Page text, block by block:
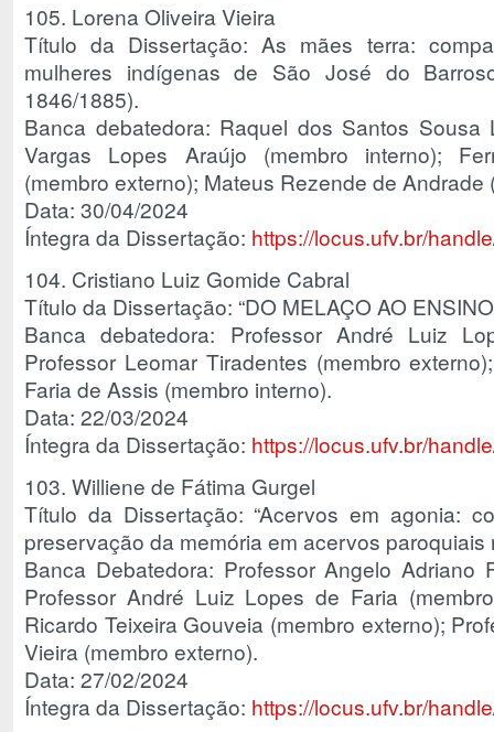
105. Lorena Oliveira Vieira
Título da Dissertação: As mães terra:
mulheres indígenas de São José do
1846/1885).
Banca debatedora: Raquel dos Santos Sousa
Vargas Lopes Araújo (membro interno);
(membro externo); Mateus Rezende de Andrade
Data: 30/04/2024
Íntegra da Dissertação: https://locus.ufv.br/
104. Cristiano Luiz Gomide Cabral
Título da Dissertação: “DO MELAÇO AO
Banca debatedora: Professor André Luiz
Professor Leomar Tiradentes (membro
Faria de Assis (membro interno).
Data: 22/03/2024
Íntegra da Dissertação: https://locus.ufv.br/
103. Williene de Fátima Gurgel
Título da Dissertação: “Acervos em agonia:
preservação da memória em acervos paroquiais
Banca Debatedora: Professor Angelo Adriano
Professor André Luiz Lopes de Faria
Ricardo Teixeira Gouveia (membro externo);
Vieira (membro externo).
Data: 27/02/2024
Íntegra da Dissertação: https://locus.ufv.br/